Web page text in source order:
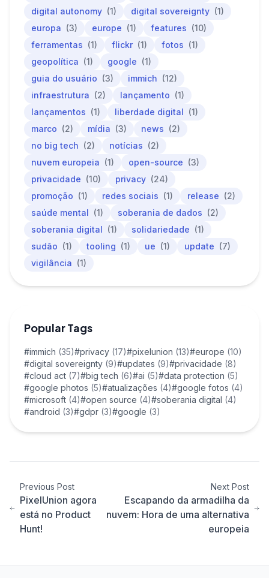
digital autonomy (1) digital sovereignty (1)
europa (3) europe (1) features (10)
ferramentas (1) flickr (1) fotos (1)
geopolítica (1) google (1)
guia do usuário (3) immich (12)
infraestrutura (2) lançamento (1)
lançamentos (1) liberdade digital (1)
marco (2) mídia (3) news (2)
no big tech (2) notícias (2)
nuvem europeia (1) open-source (3)
privacidade (10) privacy (24)
promoção (1) redes sociais (1) release (2)
saúde mental (1) soberania de dados (2)
soberania digital (1) solidariedade (1)
sudão (1) tooling (1) ue (1) update (7)
vigilância (1)
Popular Tags
#immich (35)#privacy (17)#pixelunion (13)#europe (10)
#digital sovereignty (9)#updates (9)#privacidade (8)
#cloud act (7)#big tech (6)#ai (5)#data protection (5)
#google photos (5)#atualizações (4)#google fotos (4)
#microsoft (4)#open source (4)#soberania digital (4)
#android (3)#gdpr (3)#google (3)
Previous Post
PixelUnion agora
está no Product
Hunt!
Next Post
Escapando da armadilha da
nuvem: Hora de uma alternativa
europeia